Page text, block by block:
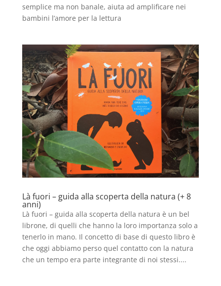
semplice ma non banale, aiuta ad amplificare nei
bambini l’amore per la lettura
Là fuori – guida alla scoperta della natura (+ 8
anni)
Là fuori – guida alla scoperta della natura è un bel
librone, di quelli che hanno la loro importanza solo a
tenerlo in mano. Il concetto di base di questo libro è
che oggi abbiamo perso quel contatto con la natura
che un tempo era parte integrante di noi stessi....